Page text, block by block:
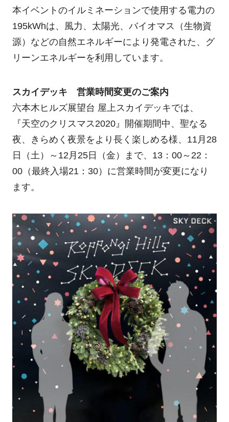
本イベントのイルミネーションで使用する電力の
195kWhは、風力、太陽光、バイオマス（生物資
源）などの自然エネルギーにより発電された、グ
リーンエネルギーを利用しています。
スカイデッキ 営業時間変更のご案内
六本木ヒルズ展望台 屋上スカイデッキでは、
『天空のクリスマス2020』開催期間中、聖なる
夜、きらめく夜景をより長く楽しめる様、11月28
日（土）～12月25日（金）まで、13：00～22：
00（最終入場21：30）に営業時間が変更になり
ます。